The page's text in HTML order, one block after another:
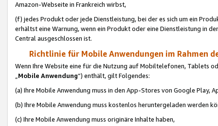
Amazon-Webseite in Frankreich wirbst,
(f) jedes Produkt oder jede Dienstleistung, bei der es sich um ein
erhältst eine Warnung, wenn ein Produkt oder eine Dienstleistung in
Central ausgeschlossen ist.
Richtlinie für Mobile Anwendungen im Rahmen
Wenn Ihre Website eine für die Nutzung auf Mobiltelefonen, Tablets
„Mobile Anwendung“) enthält, gilt Folgendes:
(a) Ihre Mobile Anwendung muss in den App-Stores von Google Play,
(b) Ihre Mobile Anwendung muss kostenlos heruntergeladen werden
(c) Ihre Mobile Anwendung muss originäre Inhalte haben,